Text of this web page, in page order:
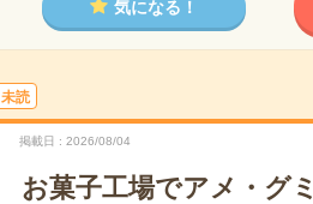
気になる！
未読
掲載日 2026/08/04
お菓子工場でアメ・グ